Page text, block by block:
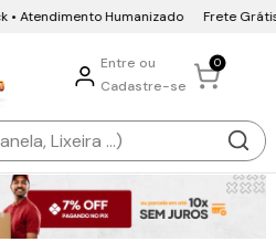
• Atendimento Humanizado Frete
Entre ou
Cadastre-se
0